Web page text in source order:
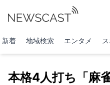
新着 地域検索 エンタメ
本格4人打ち「麻